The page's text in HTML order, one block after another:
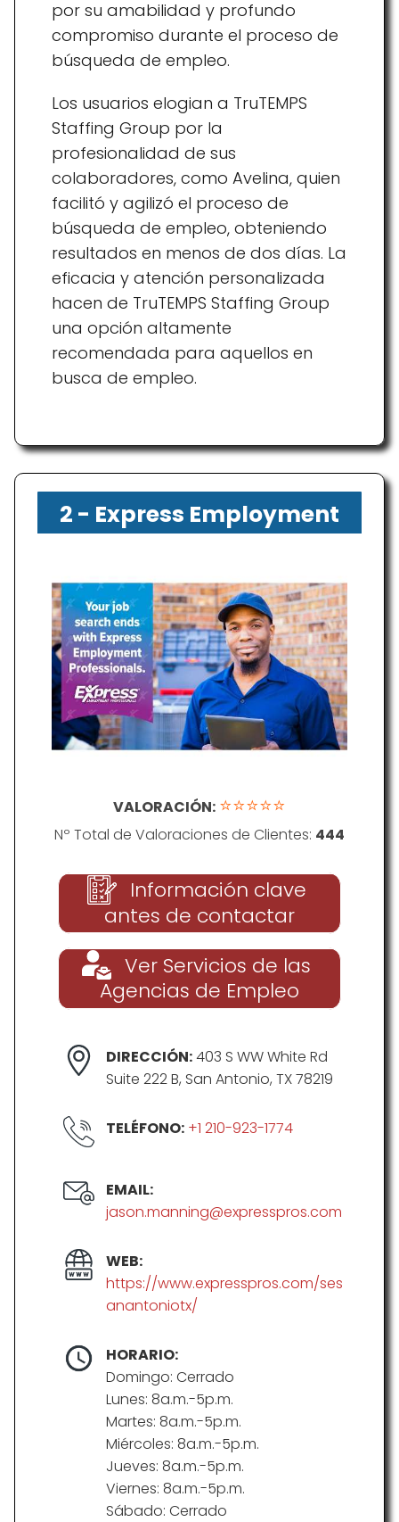
por su amabilidad y profundo
compromiso durante el proceso de
búsqueda de empleo.
Los usuarios elogian a TruTEMPS
Staffing Group por la
profesionalidad de sus
colaboradores, como Avelina, quien
facilitó y agilizó el proceso de
búsqueda de empleo, obteniendo
resultados en menos de dos días. La
eficacia y atención personalizada
hacen de TruTEMPS Staffing Group
una opción altamente
recomendada para aquellos en
busca de empleo.
2 - Express Employment
VALORACIÓN: ⭐⭐⭐⭐⭐
Nº Total de Valoraciones de Clientes: 444
Información clave
antes de contactar
Ver Servicios de las
Agencias de Empleo
DIRECCIÓN:403 S WW White Rd
Suite 222 B, San Antonio, TX 78219
TELÉFONO: +1 210-923-1774
EMAIL:
jason.manning@expresspros.com
WEB:
https://www.expresspros.com/ses
anantoniotx/
HORARIO:
Domingo: Cerrado
Lunes: 8a.m.-5p.m.
Martes: 8a.m.-5p.m.
Miércoles: 8a.m.-5p.m.
Jueves: 8a.m.-5p.m.
Viernes: 8a.m.-5p.m.
Sábado: Cerrado